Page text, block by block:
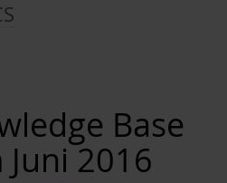
Base
2016